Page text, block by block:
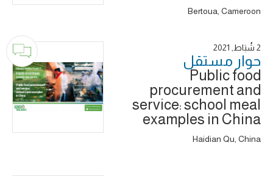
Bertoua, Cameroon
2 شُبَاط, 2021
حوار ‎مستقل
Public food
procurement and
service: school meal
examples in China
Haidian Qu, China